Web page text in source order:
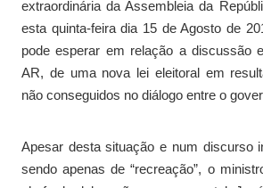
extraordinária da Assembleia da
esta quinta-feira dia 15 de Agosto de
pode esperar em relação a discussão
AR, de uma nova lei eleitoral em
não conseguidos no diálogo entre o
Apesar desta situação e num discurso
sendo apenas de “recreação”, o